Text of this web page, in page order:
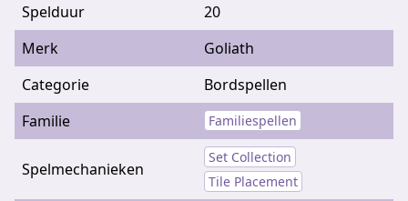
Spelduur
20
Merk
Goliath
Categorie
Bordspellen
Familie
Familiespellen
Spelmechanieken
Set Collection
Tile Placement